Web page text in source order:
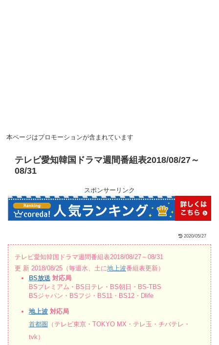
本ページはプロモーションが含まれています
テレビ愛知韓国ドラマ週間番組表2018/08/27～
08/31
スポンサーリンク
2020/05/27
テレビ愛知韓国ドラマ週間番組表2018/08/27～08/31
更 新 2018/08/25（毎週水、土に地上波番組表更新）
BS放送 対応局
BSプレミアム・BS日テレ・BS朝日・BS-TBS
BSジャパン・BSフジ・BS11・BS12・Dlife
地上波対応局
首都圏 （テレビ東京・TOKYO MX・テレ玉・チバテレ・
tvk）